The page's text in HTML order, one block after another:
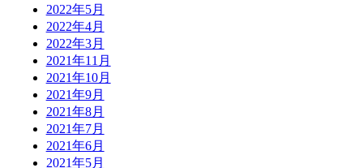
2022年5月
2022年4月
2022年3月
2021年11月
2021年10月
2021年9月
2021年8月
2021年7月
2021年6月
2021年5月